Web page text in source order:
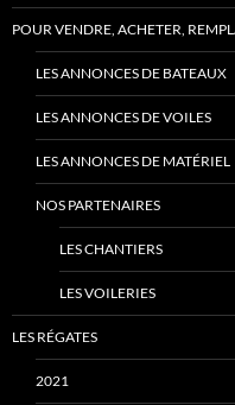
POUR VENDRE, ACHETER,
LES ANNONCES DE BATEAUX
LES ANNONCES DE VOILES
LES ANNONCES DE MATÉRIEL
NOS PARTENAIRES
LES CHANTIERS
LES VOILERIES
LES RÉGATES
2021